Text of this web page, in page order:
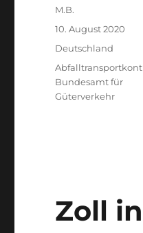
Autor
M.B.
Veröffentlicht
am
10. August 2020
Format
Kategorien
Deutschland
Schlagwörter
Bundesamt für
Güterverkehr
Zoll